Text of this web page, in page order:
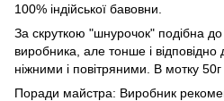
100% індійської бавовни.
За скруткою "шнурочок" подібна
виробника, але тонше і
ніжними і повітряними. В мотку 50г
Поради майстра: Виробник